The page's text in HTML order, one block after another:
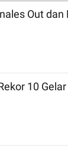
Out
10 Gelar